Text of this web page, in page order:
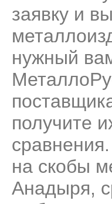
заявку и
нужный
получите
на скобы
Анадыря,